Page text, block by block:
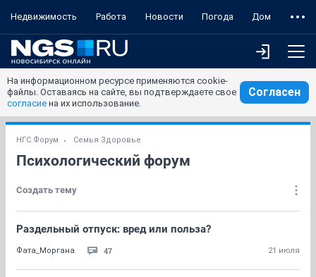
Недвижимость Работа Новости Погода Дом
На информационном ресурсе применяются cookie-
файлы. Оставаясь на сайте, вы подтверждаете свое
согласие на их использование.
Согласен
НГС.Форум Семья Здоровье
Психологический форум
Создать тему
Раздельный отпуск: вред или польза?
Фата_Моргана 47 21 июля